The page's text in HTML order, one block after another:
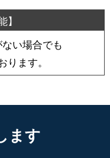
い場合でも
ります。
ます